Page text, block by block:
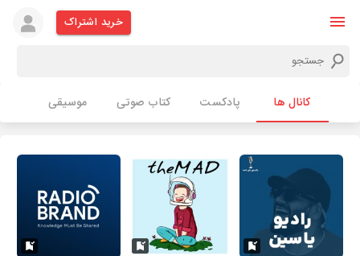
خرید اشتراک
کانال ها پادکست کتاب صوتی موسیقی